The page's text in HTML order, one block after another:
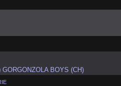
BOYS (CH)